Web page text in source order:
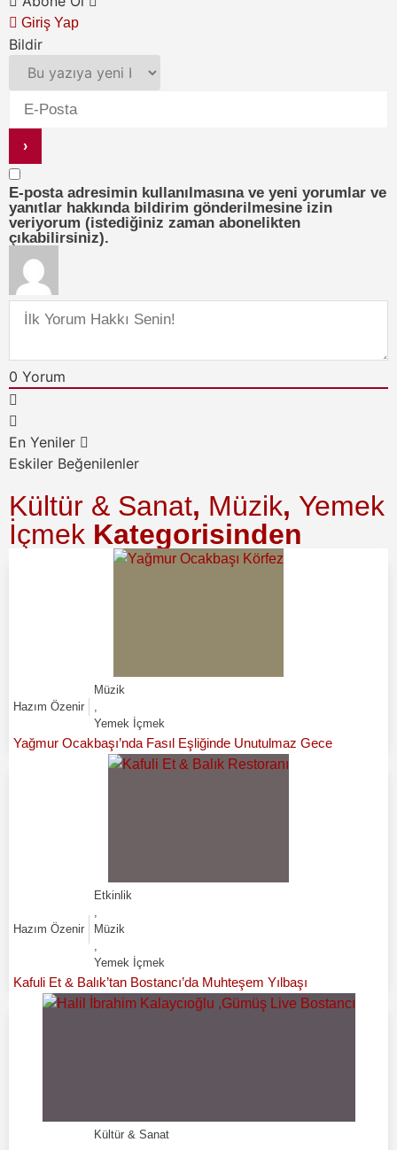
Giriş Yap
Bildir
E-posta adresimin kullanılmasına ve yeni yorumlar ve
yanıtlar hakkında bildirim gönderilmesine izin
veriyorum (istediğiniz zaman abonelikten
çıkabilirsiniz).
0 Yorum
En Yeniler
Eskiler Beğenilenler
Kültür & Sanat, Müzik, Yemek
İçmek Kategorisinden
Hazım Özenir
Müzik
,
Yemek İçmek
Yağmur Ocakbaşı’nda Fasıl Eşliğinde Unutulmaz Gece
Hazım Özenir
Etkinlik
,
Müzik
,
Yemek İçmek
Kafuli Et & Balık’tan Bostancı’da Muhteşem Yılbaşı
Kültür & Sanat